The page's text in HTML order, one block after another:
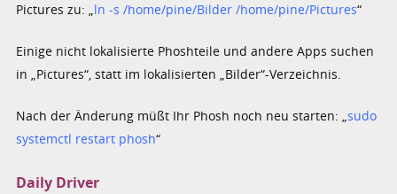
Pictures zu: „ln -s /home/pine/Bilder /home/pine/Pictures“
Einige nicht lokalisierte Phoshteile und andere Apps suchen
in „Pictures“, statt im lokalisierten „Bilder“-Verzeichnis.
Nach der Änderung müßt Ihr Phosh noch neu starten: „sudo
systemctl restart phosh“
Daily Driver